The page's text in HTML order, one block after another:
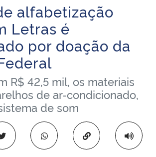
Pecuária e Abastecimento
alfabetização
Letras é
por doação da
R$ 42,5 mil, os materiais
de ar-condicionado,
de som
Copiar para área